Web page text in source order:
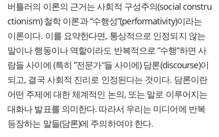
버틀러의 이론의 근거는 사회적 구성주의(social constru
ctionism) 철학 이론과 “수행성”(performativity)이라는
이론이다. 이를 요약한다면, 통상적으로 인정되지 않는
말이나 행동이나 역할이라도 반복적으로 “수행“하면 사
람들 사이에 (특히 ”전문가“들 사이에) 담론(discourse)이
되고, 결국 사회적 진리로 인정된다는 것이다. 담론이란
어떤 주제에 대한 체계적인 논의, 또는 말로 이루어지는
대화나 발표를 의미한다. 따라서 우리는 미디어에 반복
등장하는 말들(담론)에 주의하여야 한다.